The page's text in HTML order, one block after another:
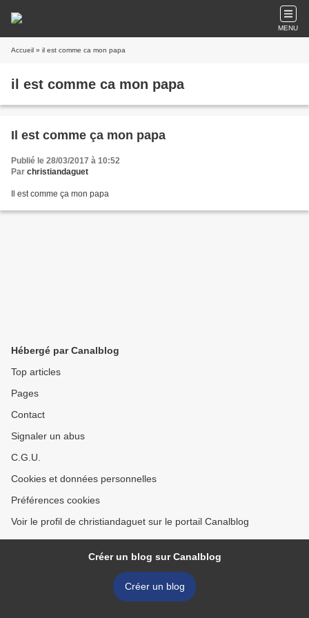
MENU
Accueil » il est comme ca mon papa
il est comme ca mon papa
Il est comme ça mon papa
Publié le 28/03/2017 à 10:52
Par christiandaguet
Il est comme ça mon papa
Hébergé par Canalblog
Top articles
Pages
Contact
Signaler un abus
C.G.U.
Cookies et données personnelles
Préférences cookies
Voir le profil de christiandaguet sur le portail Canalblog
Créer un blog sur Canalblog
Créer un blog